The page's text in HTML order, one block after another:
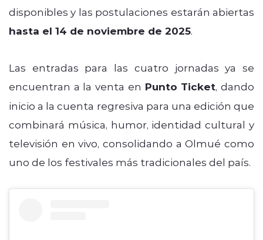
disponibles y las postulaciones estarán abiertas
hasta el 14 de noviembre de 2025.
Las entradas para las cuatro jornadas ya se
encuentran a la venta en Punto Ticket, dando
inicio a la cuenta regresiva para una edición que
combinará música, humor, identidad cultural y
televisión en vivo, consolidando a Olmué como
uno de los festivales más tradicionales del país.